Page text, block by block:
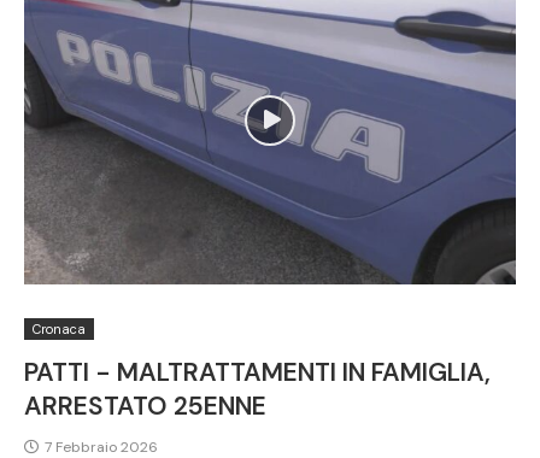
Cronaca
PATTI - MALTRATTAMENTI IN FAMIGLIA,
ARRESTATO 25ENNE
7 Febbraio 2026